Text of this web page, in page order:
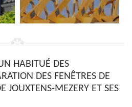
HABITUÉ DES
DES FENÊTRES DE
JOUXTENS-MEZERY ET SES